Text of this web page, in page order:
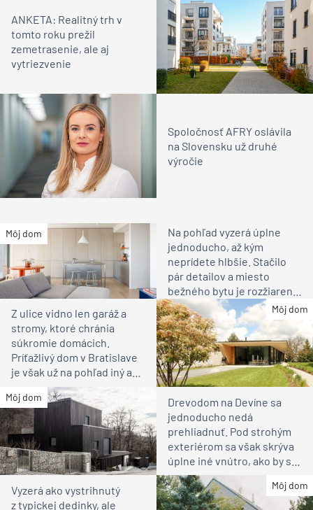
ANKETA: Realitný trh v
tomto roku prežil
zemetrasenie, ale aj
vytriezvenie
Spoločnosť AFRY oslávila
na Slovensku už druhé
výročie
Môj dom
Na pohľad vyzerá úplne
jednoducho, až kým
neprídete hlbšie. Stačilo
pár detailov a miesto
bežného bytu je rozžiarené
bývanie pre rodinu
Môj dom
Z ulice vidno len garáž a
stromy, ktoré chránia
súkromie domácich.
Príťažlivý dom v Bratislave
je však už na pohľad iný ako
susedia
Môj dom
Drevodom na Devíne sa
jednoducho nedá
prehliadnuť. Pod strohým
exteriérom sa však skrýva
úplne iné vnútro, ako by ste
čakali
Môj dom
Vyzerá ako vystrihnutý
z typickej dedinky, ale